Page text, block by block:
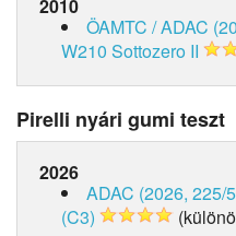
2010
ÖAMTC / ADAC
W210 Sottozero II
Pirelli nyári gumi teszt
2026
ADAC (2026, 225/
(C3)